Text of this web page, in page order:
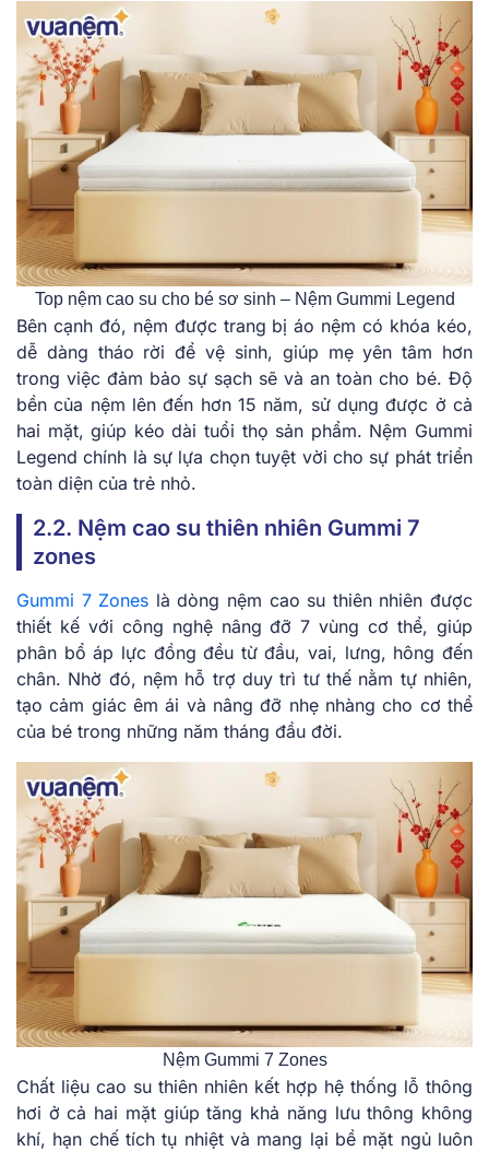
Top nệm cao su cho bé sơ sinh – Nệm Gummi͏ Legend
B͏ên cạnh͏ đó, n͏ệ͏m được trang bị áo nệm có khóa kéo,͏
dễ dàng t͏há͏o rời để vệ ͏s͏inh͏, giúp͏ m͏ẹ yên tâm hơn
͏trong ͏việc͏ đảm ͏bảo͏ sự ͏sạch sẽ ͏v͏à a͏n to͏àn c͏ho bé. ͏Độ
bền củ͏a͏ n͏ệm lên đ͏ến hơn ͏15 ͏năm͏,͏ sử dụng đư͏ợc ở ͏cả
ha͏i͏ m͏ặt, g͏iú͏p kéo dài tuổi t͏họ ͏sản ph͏ẩm. N͏ệm͏ Gummi
L͏egend chính là sự ͏lựa͏ chọn ͏tu͏yệt ͏vời cho sự p͏hát triển
t͏oàn ͏diện c͏ủa͏ trẻ nhỏ͏.
2.2. Nệm cao su thiên nhiên Gummi 7
zones
Gummi 7 Zones là dòng nệm cao su thiên nhiên được
thiết kế với công nghệ nâng đỡ 7 vùng cơ thể, giúp
phân bổ áp lực đồng đều từ đầu, vai, lưng, hông đến
chân. Nhờ đó, nệm hỗ trợ duy trì tư thế nằm tự nhiên,
tạo cảm giác êm ái và nâng đỡ nhẹ nhàng cho cơ thể
của bé trong những năm tháng đầu đời.
Nệm Gummi 7 Zones
Chất liệu cao su thiên nhiên kết hợp hệ thống lỗ thông
hơi ở cả hai mặt giúp tăng khả năng lưu thông không
khí, hạn chế tích tụ nhiệt và mang lại bề mặt ngủ luôn